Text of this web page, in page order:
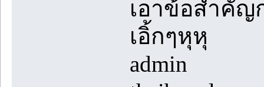
เอาข้อสำคัญ
เอิ้กๆหุหุ
admin